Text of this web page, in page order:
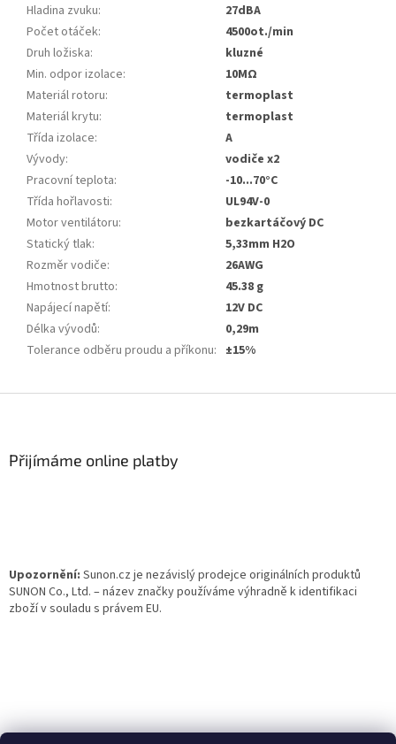
Hladina zvuku:
27dBA
Počet otáček:
4500ot./min
Druh ložiska:
kluzné
Min. odpor izolace:
10MΩ
Materiál rotoru:
termoplast
Materiál krytu:
termoplast
Třída izolace:
A
Vývody:
vodiče x2
Pracovní teplota:
-10...70°C
Třída hořlavosti:
UL94V-0
Motor ventilátoru:
bezkartáčový DC
Statický tlak:
5,33mm H2O
Rozměr vodiče:
26AWG
Hmotnost brutto:
45.38 g
Napájecí napětí:
12V DC
Délka vývodů:
0,29m
Tolerance odběru proudu a příkonu: ±15%
Přijímáme online platby
Upozornění: Sunon.cz je nezávislý prodejce originálních produktů
SUNON Co., Ltd. – název značky používáme výhradně k identifikaci
zboží v souladu s právem EU.